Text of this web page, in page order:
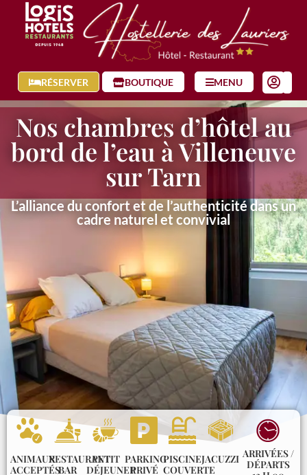
RÉSERVER BOUTIQUE MENU
Nos chambres d’hôtel au
bord de l’eau à Villeneuve
sur Tarn
L’alliance du confort et de l’authenticité dans un
cadre naturel et convivial
ANIMAUX
ACCEPTÉS
RESTAURANT
BAR
PETIT
DÉJEUNER
ARRIVÉES /
DÉPARTS
PARKING
PRIVÉ
PISCINE
COUVERTE
JACUZZI